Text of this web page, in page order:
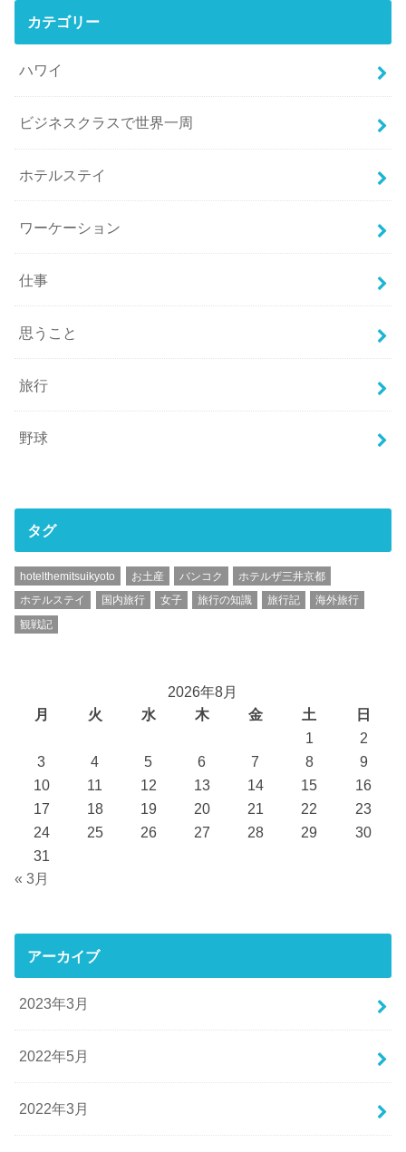
カテゴリー
ハワイ
ビジネスクラスで世界一周
ホテルステイ
ワーケーション
仕事
思うこと
旅行
野球
タグ
hotelthemitsuikyoto お土産 バンコク
ホテルザ三井京都
ホテルステイ
国内旅行 女子 旅行の知識 旅行記
海外旅行
観戦記
2026年8月
月
火 水 木 金 土
日
1
2
3
4 5 6 7 8
9
10
11 12 13 14 15
16
17
18 19 20 21 22
23
24
25 26 27 28 29
30
31
« 3月
アーカイブ
2023年3月
2022年5月
2022年3月